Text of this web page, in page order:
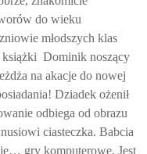
do wieku
młodszych klas
książki Dominik noszący
na akacje do nowej
Dziadek ożenił
odbiega od obrazu
ciasteczka. Babcia
gry komputerowe. Jest